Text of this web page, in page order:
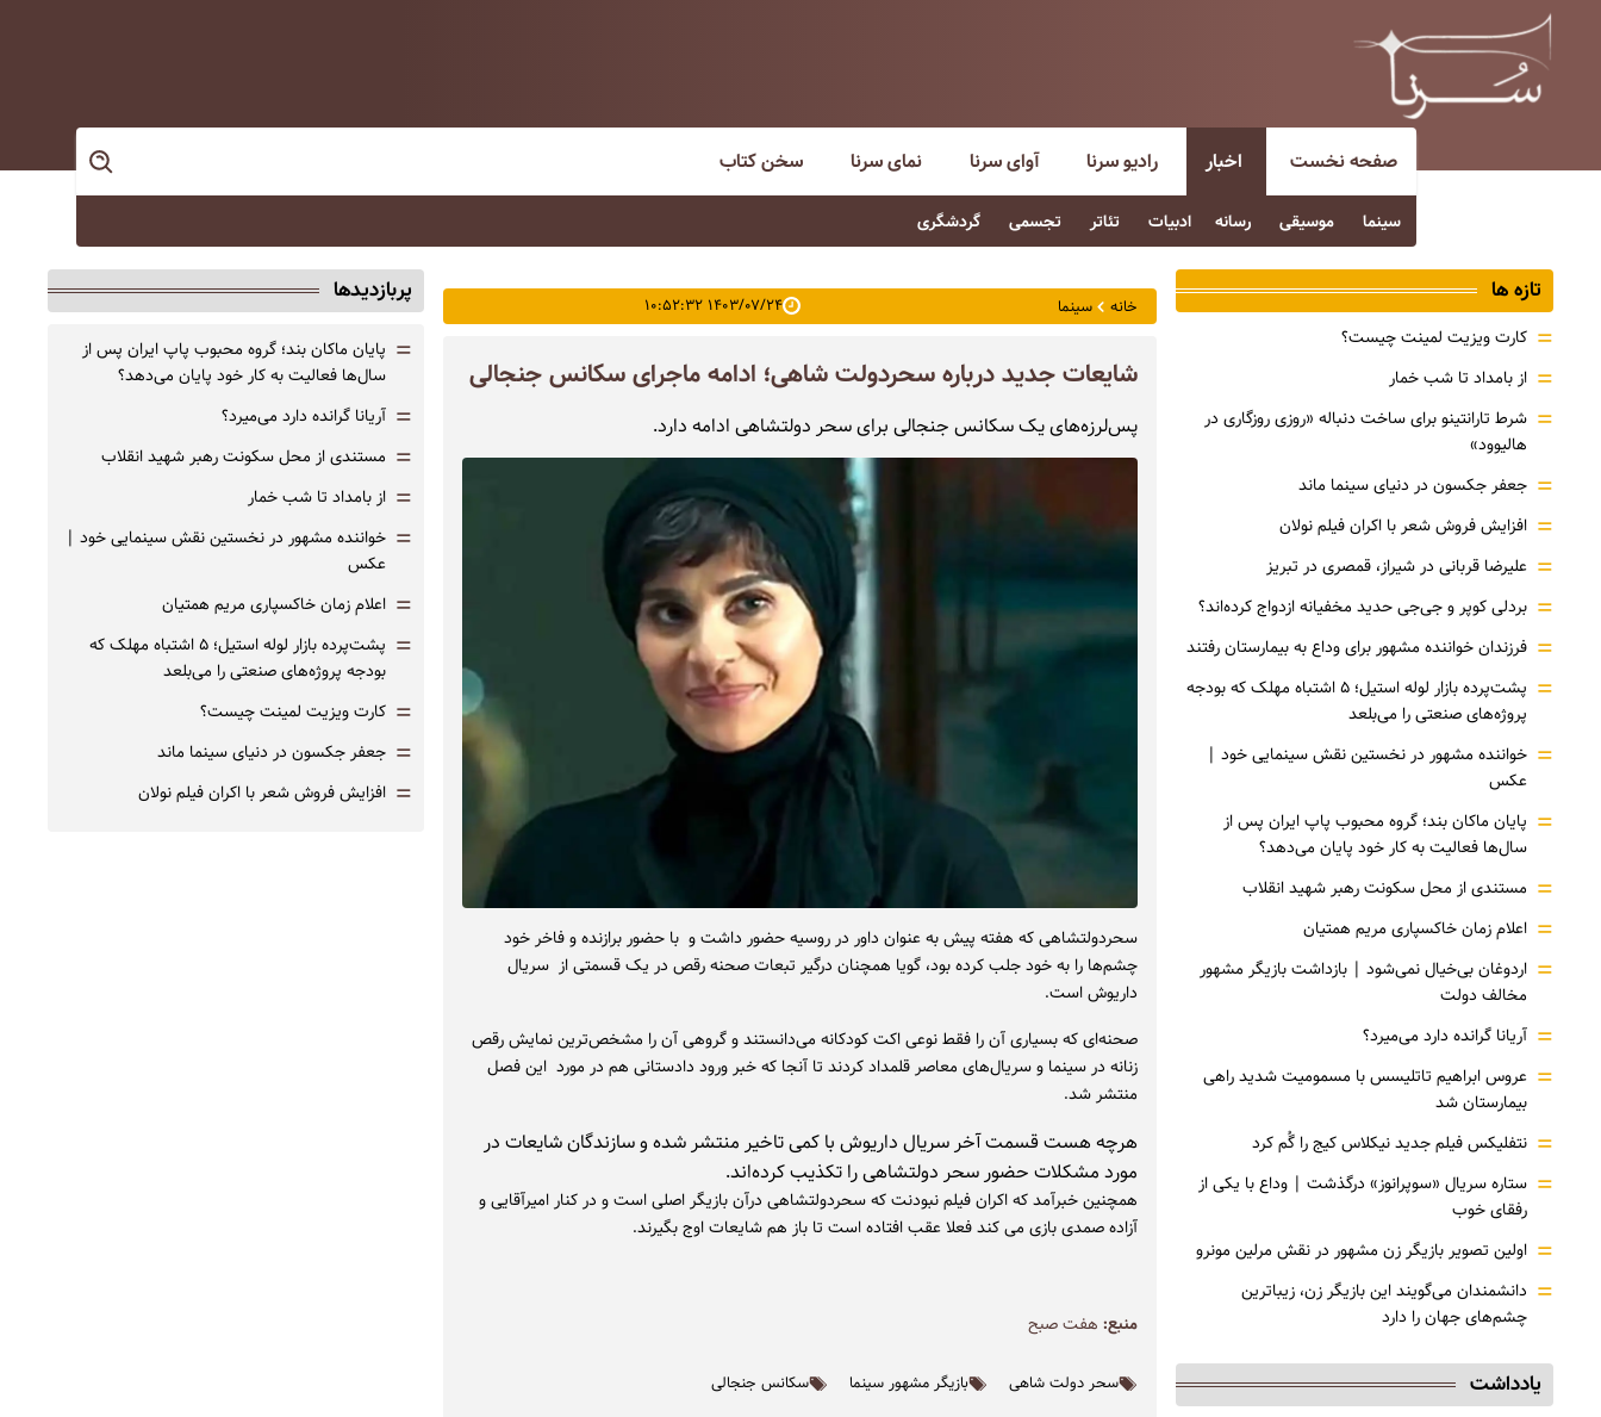
صفحه نخست اخبار
سینما موسیقی رسانه ادبیات تئاتر تجسمی گردشگری
رادیو سرنا آوای سرنا نمای سرنا سخن کتاب
خانه سینما ۱۴۰۳/۰۷/۲۴ ۱۰:۵۲:۳۲
شایعات جدید درباره سحردولت شاهی؛ ادامه ماجرای سکانس جنجالی
پس‌لرزه‌های یک سکانس جنجالی برای سحر دولتشاهی ادامه دارد.
سحردولتشاهی که هفته پیش به عنوان داور در روسیه حضور داشت و با حضور برازنده و فاخر خود
چشم‌ها را به خود جلب کرده بود، گویا همچنان درگیر تبعات صحنه رقص در یک قسمتی از سریال
داریوش است.
صحنه‌ای که بسیاری آن را فقط نوعی اکت کودکانه می‌دانستند و گروهی آن را مشخص‌ترین نمایش رقص
زنانه در سینما و سریال‌های معاصر قلمداد کردند تا آنجا که خبر ورود دادستانی هم در مورد این فصل
منتشر شد.
هرچه هست قسمت آخر سریال داریوش با کمی تاخیر منتشر شده و سازندگان شایعات در
مورد مشکلات حضور سحر دولتشاهی را تکذیب کرده‌اند.
همچنین خبرآمد که اکران فیلم نبودنت که سحردولتشاهی درآن بازیگر اصلی است و در کنار امیرآقایی و
آزاده صمدی بازی می کند فعلا عقب افتاده است تا باز هم شایعات اوج بگیرند.
منبع: هفت صبح
سحر دولت شاهی بازیگر مشهور سینما سکانس جنجالی
تازه ها
= کارت ویزیت لمینت چیست؟
= از بامداد تا شب خمار
= شرط تارانتینو برای ساخت دنباله «روزی روزگاری در
هالیوود»
= جعفر جکسون در دنیای سینما ماند
= افزایش فروش شعر با اکران فیلم نولان
= علیرضا قربانی در شیراز، قمصری در تبریز
= بردلی کوپر و جی‌جی حدید مخفیانه ازدواج کرده‌اند؟
= فرزندان خواننده مشهور برای وداع به بیمارستان رفتند
=
پشت‌پرده بازار لوله استیل؛ ۵ اشتباه مهلک که بودجه
پروژه‌های صنعتی را می‌بلعد
= خواننده مشهور در نخستین نقش سینمایی خود |‌
عکس
= پایان ماکان بند؛ گروه محبوب پاپ ایران پس از
سال‌ها فعالیت به کار خود پایان می‌دهد؟
= مستندی از محل سکونت رهبر شهید انقلاب
= اعلام زمان خاکسپاری مریم همتیان
= اردوغان بی‌خیال نمی‌شود | بازداشت بازیگر مشهور
مخالف دولت
= آریانا گرانده دارد می‌میرد؟
= عروس ابراهیم تاتلیسس با مسمومیت شدید راهی
بیمارستان شد
= نتفلیکس فیلم جدید نیکلاس کیج را گُم کرد
= ستاره سریال «سوپرانوز» درگذشت | وداع با یکی از
رفقای خوب
= اولین تصویر بازیگر زن مشهور در نقش مرلین مونرو
= دانشمندان می‌گویند این بازیگر زن، زیباترین
چشم‌های جهان را دارد
یادداشت
پربازدیدها
= پایان ماکان بند؛ گروه محبوب پاپ ایران پس از
سال‌ها فعالیت به کار خود پایان می‌دهد؟
= آریانا گرانده دارد می‌میرد؟
= مستندی از محل سکونت رهبر شهید انقلاب
= از بامداد تا شب خمار
= خواننده مشهور در نخستین نقش سینمایی خود |‌
عکس
= اعلام زمان خاکسپاری مریم همتیان
=
پشت‌پرده بازار لوله استیل؛ ۵ اشتباه مهلک که
بودجه پروژه‌های صنعتی را می‌بلعد
= کارت ویزیت لمینت چیست؟
= جعفر جکسون در دنیای سینما ماند
= افزایش فروش شعر با اکران فیلم نولان